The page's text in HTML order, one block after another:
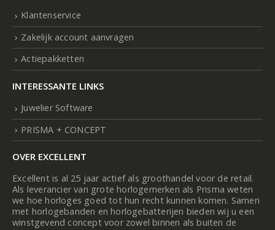
Klantenservice
Zakelijk account aanvragen
Actiepakketten
INTERESSANTE LINKS
Juwelier Software
PRISMA + CONCEPT
OVER EXCELLENT
Excellent is al 25 jaar actief als groothandel voor de retail.
Als leverancier van grote horlogemerken als Prisma weten
we hoe horloges goed tot hun recht kunnen komen. Samen
met horlogebanden en horlogebatterijen bieden wij u een
winstgevend concept voor zowel binnen als buiten de